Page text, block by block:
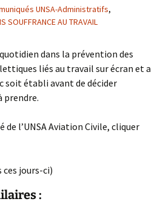
UNSA-Administratifs,
SOUFFRANCE AU TRAVAIL
quotidien dans la prévention des
liés au travail sur écran et a
soit établi avant de décider
prendre.
l’UNSA Aviation Civile, cliquer
ces jours-ci)
: